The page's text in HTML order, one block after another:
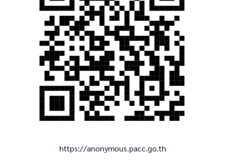
https://anonymous.pacc.go.th